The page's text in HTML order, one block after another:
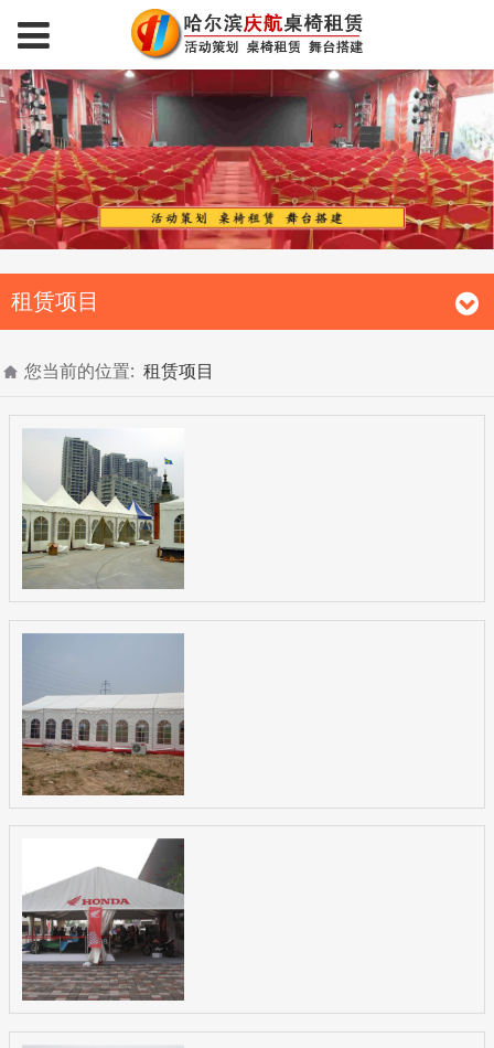
租赁项目
您当前的位置: 租赁项目